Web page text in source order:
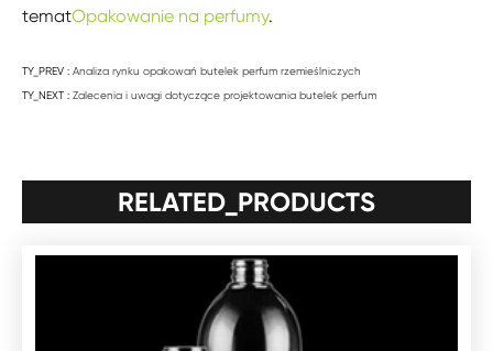
tematOpakowanie na perfumy.
TY_PREV : Analiza rynku opakowań butelek perfum rzemieślniczych
TY_NEXT : Zalecenia i uwagi dotyczące projektowania butelek perfum
RELATED_PRODUCTS